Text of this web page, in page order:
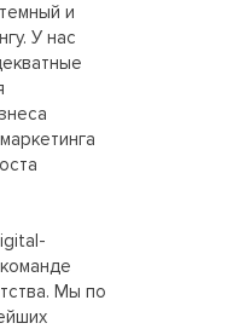
и
У нас
Мы по